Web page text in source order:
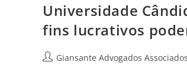
Universidade
fins lucrativos
Giansante Advogados Associados